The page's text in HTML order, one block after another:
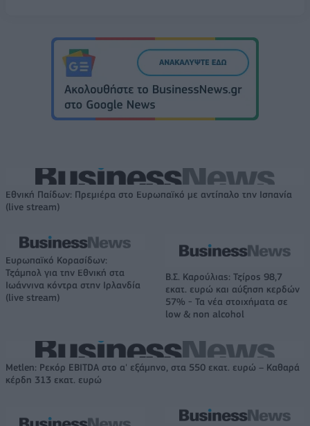
Εθνική Παίδων: Πρεμιέρα στο Ευρωπαϊκό με αντίπαλο την Ισπανία
(live stream)
Ευρωπαϊκό Κορασίδων:
Τζάμπολ για την Εθνική στα
Ιωάννινα κόντρα στην Ιρλανδία
(live stream)
Β.Σ. Καρούλιας: Τζίρος 98,7
εκατ. ευρώ και αύξηση κερδών
57% - Τα νέα στοιχήματα σε
low & non alcohol
Metlen: Ρεκόρ EBITDA στο α' εξάμηνο, στα 550 εκατ. ευρώ – Καθαρά
κέρδη 313 εκατ. ευρώ